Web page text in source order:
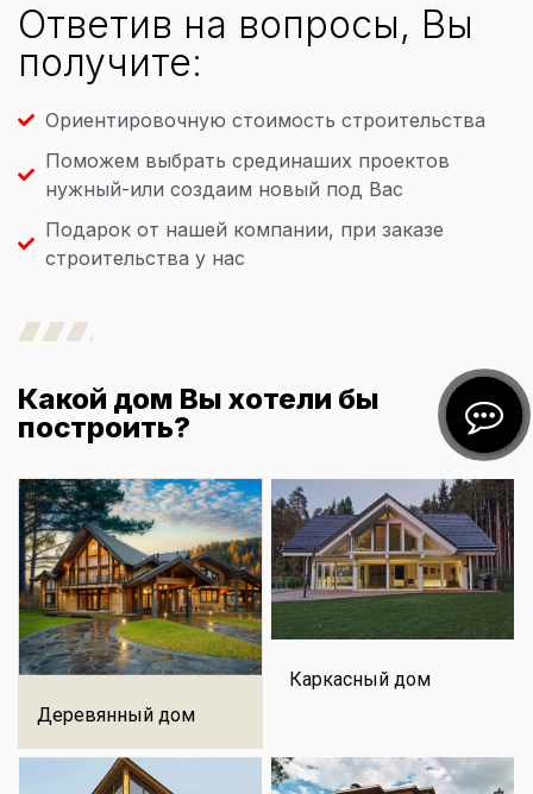
Ответив на вопросы, Вы
получите:
Ориентировочную стоимость строительства
Поможем выбрать срединаших проектов
нужный-или создаим новый под Вас
Подарок от нашей компании, при заказе
строительства у нас
Какой дом Вы хотели бы
построить?
Деревянный дом
Каркасный дом